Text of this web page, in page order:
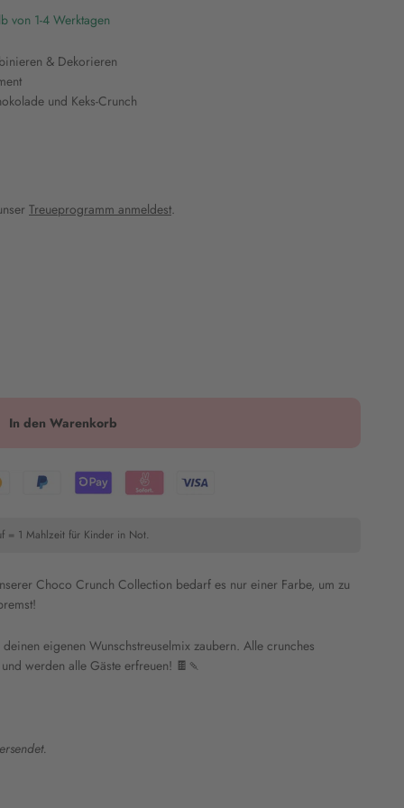
von 1-4 Werktagen
& Dekorieren
und Keks-Crunch
Treueprogramm anmeldest.
In den Warenkorb
= 1 Mahlzeit für Kinder in Not.
Choco Crunch Collection bedarf es nur einer Farbe, um zu
eigenen Wunschstreuselmix zaubern. Alle crunches
werden alle Gäste erfreuen! 🍫🍡